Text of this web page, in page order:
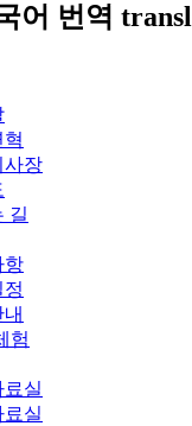
어 번역
사장
길
항
험
료실
실